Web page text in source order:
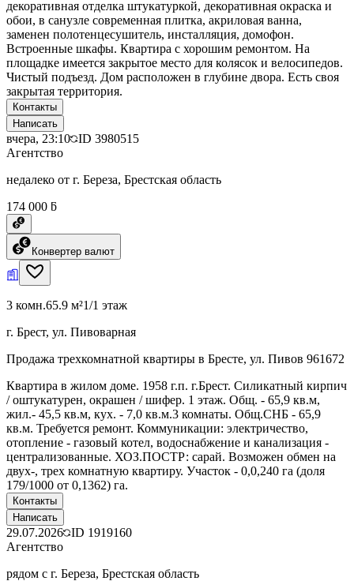
декоративная отделка штукатуркой, декоративная окраска и
обои, в санузле современная плитка, акриловая ванна,
заменен полотенцесушитель, инсталляция, домофон.
Встроенные шкафы. Квартира с хорошим ремонтом. На
площадке имеется закрытое место для колясок и велосипедов.
Чистый подъезд. Дом расположен в глубине двора. Есть своя
закрытая территория.
Контакты
Написать
вчера, 23:10 ID 3980515
Агентство
недалеко от г. Береза, Брестская область
174 000 ƃ
Конвертер валют
3 комн.65.9 м²1/1 этаж
г. Брест, ул. Пивоварная
Продажа трехкомнатной квартиры в Бресте, ул. Пивов 961672
Квартира в жилом доме. 1958 г.п. г.Брест. Силикатный кирпич
/ оштукатурен, окрашен / шифер. 1 этаж. Общ. - 65,9 кв.м,
жил.- 45,5 кв.м, кух. - 7,0 кв.м.3 комнаты. Общ.СНБ - 65,9
кв.м. Требуется ремонт. Коммуникации: электричество,
отопление - газовый котел, водоснабжение и канализация -
централизованные. ХОЗ.ПОСТР: сарай. Возможен обмен на
двух-, трех комнатную квартиру. Участок - 0,0,240 га (доля
179/1000 от 0,1362) га.
Контакты
Написать
29.07.2026 ID 1919160
Агентство
рядом с г. Береза, Брестская область